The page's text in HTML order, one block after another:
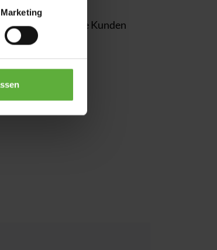
Marketing
Lösungen unsere Kunden